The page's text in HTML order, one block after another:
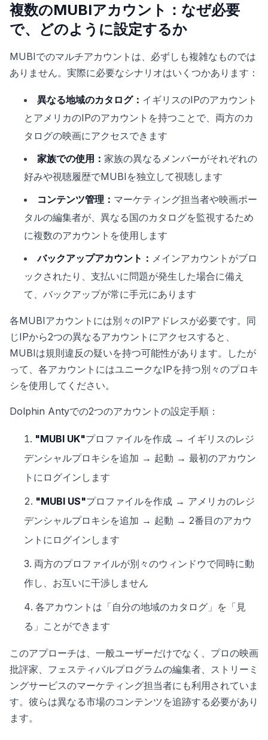
複数のMUBIアカウント：なぜ必要
で、どのように設定するか
MUBIでのマルチアカウントは、必ずしも複雑なものでは
ありません。実際に必要なシナリオはいくつかあります：
異なる地域のカタログ： イギリスのIPのアカウント
とアメリカのIPのアカウントを持つことで、両方のカ
タログの映画にアクセスできます
家族での使用： 家族の異なるメンバーがそれぞれの
好みや視聴履歴でMUBIを独立して視聴します
コンテンツ管理： マーケティング担当者や映画ポー
タルの編集者が、異なる国のカタログを監視するため
に複数のアカウントを使用します
バックアップアカウント： メインアカウントがブロ
ックされたり、支払いに問題が発生した場合に備え
て、バックアップが常に手元にあります
各MUBIアカウントには別々のIPアドレスが必要です。同
じIPから2つの異なるアカウントにアクセスすると、
MUBIは規則違反の疑いを持つ可能性があります。したが
って、各アカウントにはユニークなIPを持つ別々のプロキ
シを使用してください。
Dolphin Antyでの2つのアカウントの設定手順：
"MUBI UK"プロファイルを作成 → イギリスのレジ
デンシャルプロキシを追加 → 起動 → 最初のアカウン
トにログインします
"MUBI US"プロファイルを作成 → アメリカのレジ
デンシャルプロキシを追加 → 起動 → 2番目のアカウ
ントにログインします
両方のプロファイルが別々のウィンドウで同時に動
作し、お互いに干渉しません
各アカウントは「自分の地域のカタログ」を「見
る」ことができます
このアプローチは、一般ユーザーだけでなく、プロの映画
批評家、フェスティバルプログラムの編集者、ストリーミ
ングサービスのマーケティング担当者にも利用されていま
す。彼らは異なる市場のコンテンツを追跡する必要があり
ます。